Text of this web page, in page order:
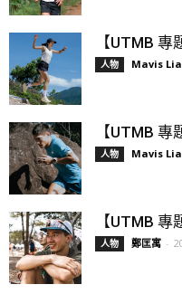
【UTMB
人物 Mavis
【UTMB
人物 Mavis
【UTMB
人物 鄭匡寓 -